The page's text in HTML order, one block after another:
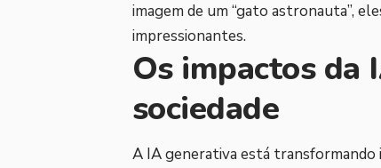
imagem de um “gato astronauta”,
impressionantes.
Os impactos da
sociedade
A IA generativa está transformando